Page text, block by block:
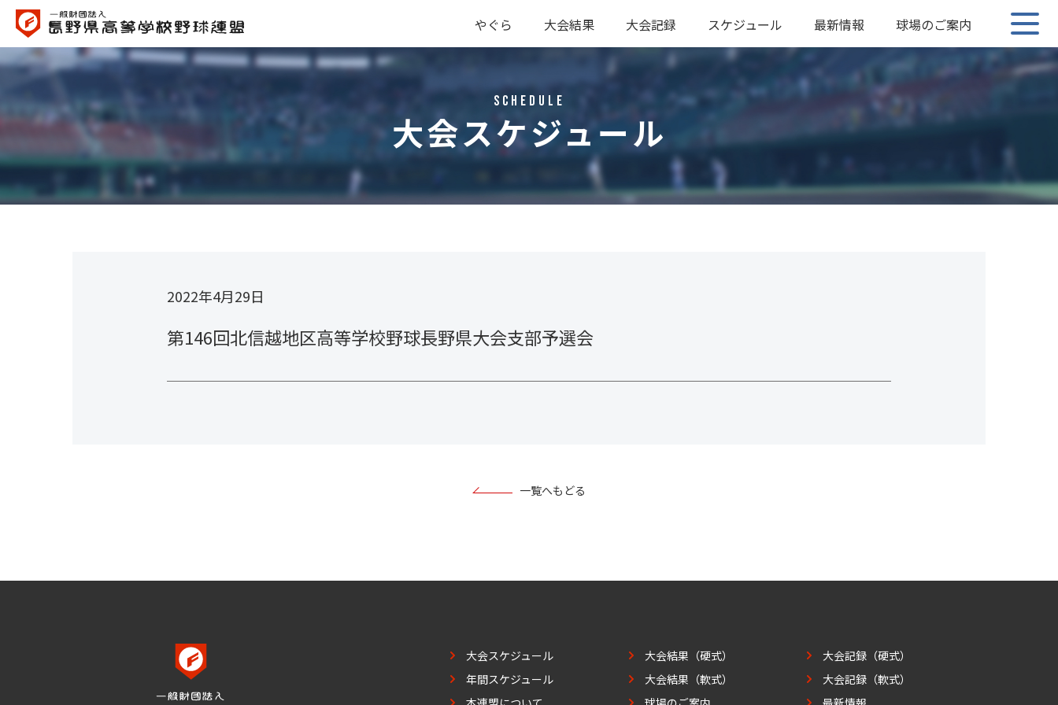
やぐら
大会結果
硬式
軟式
大会記録
硬式
軟式
スケジュール 最新情報 球場のご案内
Schedule
大会スケジュール
2022年4月29日
第146回北信越地区高等学校野球長野県大会支部予選会
一覧へもどる
大会スケジュール
年間スケジュール
大会結果（硬式）
大会結果（軟式）
大会記録（硬式）
大会記録（軟式）